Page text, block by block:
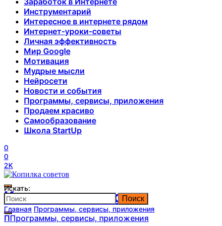
Инструментарий
Интересное в интернете рядом
Интернет-уроки-советы
Личная эффективность
Мир Google
Мотивация
Мудрые мысли
Нейросети
Новости и события
Программы, сервисы, приложения
Продаем красиво
Самообразование
Школа StartUp
0
0
2K
Копилка советов
Искать:
Поиск
Главная Программы, сервисы, приложения
ППрограммы, сервисы, приложения